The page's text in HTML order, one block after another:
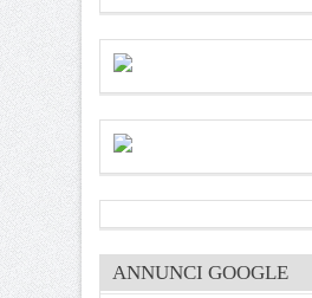
ANNUNCI GOOGLE